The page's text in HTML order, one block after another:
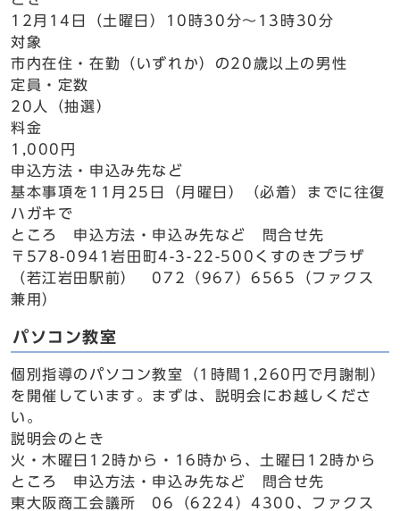
12月14日（土曜日）10時30分～13時30分
対象
市内在住・在勤（いずれか）の20歳以上の男性
定員・定数
20人（抽選）
料金
1,000円
申込方法・申込み先など
基本事項を11月25日（月曜日）（必着）までに往復
ハガキで
ところ 申込方法・申込み先など 問合せ先
〒578-0941岩田町4-3-22-500くすのきプラザ
（若江岩田駅前） 072（967）6565（ファクス
兼用）
パソコン教室
個別指導のパソコン教室（1時間1,260円で月謝制）
を開催しています。まずは、説明会にお越しくださ
い。
説明会のとき
火・木曜日12時から・16時から、土曜日12時から
ところ 申込方法・申込み先など 問合せ先
東大阪商工会議所 06（6224）4300、ファクス